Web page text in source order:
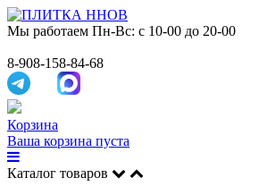
Мы работаем Пн-Вс: с 10-00 до 20-00
8-908-158-84-68
Корзина
Ваша корзина пуста
Каталог товаров